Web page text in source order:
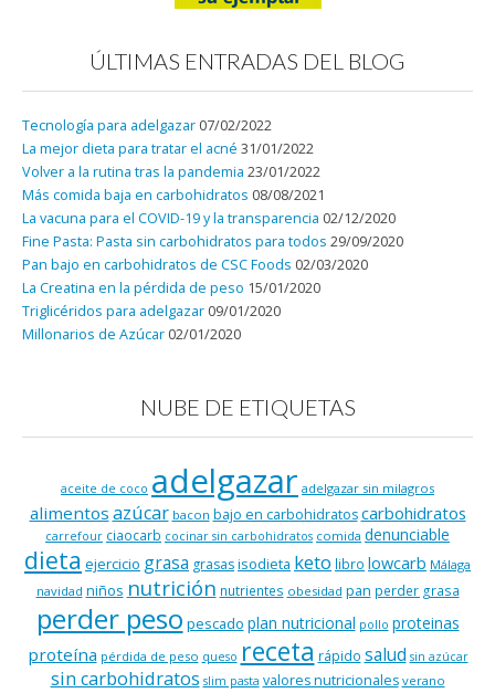
ÚLTIMAS ENTRADAS DEL BLOG
Tecnología para adelgazar 07/02/2022
La mejor dieta para tratar el acné 31/01/2022
Volver a la rutina tras la pandemia 23/01/2022
Más comida baja en carbohidratos 08/08/2021
La vacuna para el COVID-19 y la transparencia 02/12/2020
Fine Pasta: Pasta sin carbohidratos para todos 29/09/2020
Pan bajo en carbohidratos de CSC Foods 02/03/2020
La Creatina en la pérdida de peso 15/01/2020
Triglicéridos para adelgazar 09/01/2020
Millonarios de Azúcar 02/01/2020
NUBE DE ETIQUETAS
aceite de coco adelgazar adelgazar sin milagros
alimentos azúcar bacon bajo en carbohidratos carbohidratos
carrefour ciaocarb cocinar sin carbohidratos comida denunciable
dieta ejercicio grasa grasasisodieta keto libro lowcarb Málaga
navidad niños nutrición nutrientes obesidad pan perder grasa
perder peso pescado plan nutricional pollo proteinas
proteína pérdida de peso queso receta rápido salud sin azúcar
sin carbohidratos slim pasta valores nutricionales verano